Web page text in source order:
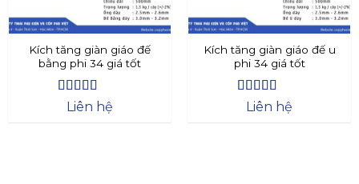
Kích tăng giàn giáo đế
bằng phi 34 giá tốt
Được xếp
5
Liên hệ
Kích tăng giàn giáo đế u
phi 34 giá tốt
Được xếp
5
Liên hệ